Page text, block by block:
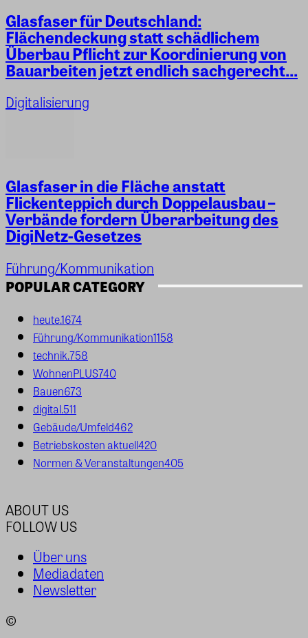
Glasfaser für Deutschland:
Flächendeckung statt schädlichem
Überbau Pflicht zur Koordinierung von
Bauarbeiten jetzt endlich sachgerecht...
Digitalisierung
Glasfaser in die Fläche anstatt
Flickenteppich durch Doppelausbau –
Verbände fordern Überarbeitung des
DigiNetz-Gesetzes
Führung/Kommunikation
POPULAR CATEGORY
heute.1674
Führung/Kommunikation1158
technik.758
WohnenPLUS740
Bauen673
digital.511
Gebäude/Umfeld462
Betriebskosten aktuell420
Normen & Veranstaltungen405
ABOUT US
FOLLOW US
Über uns
Mediadaten
Newsletter
©